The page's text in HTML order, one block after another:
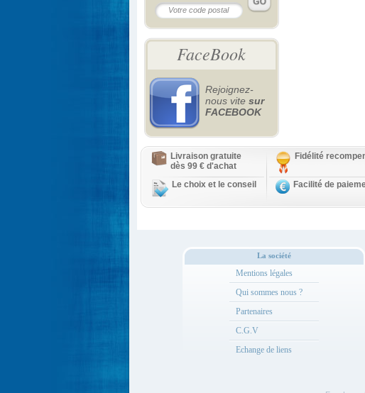
FaceBook
Rejoignez-
nous vite sur
FACEBOOK
Livraison gratuite
dès 99 € d'achat
Fidélité
Le choix et le conseil Facilité de
La société
Mentions légales
Qui sommes nous ?
Partenaires
C.G.V
Echange de liens